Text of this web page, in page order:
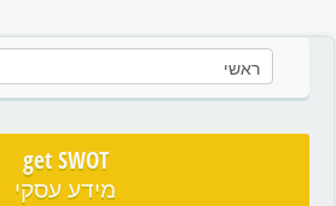
get SWOT
מידע עסקי